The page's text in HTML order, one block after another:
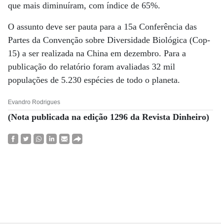
que mais diminuíram, com índice de 65%.
O assunto deve ser pauta para a 15a Conferência das
Partes da Convenção sobre Diversidade Biológica (Cop-
15) a ser realizada na China em dezembro. Para a
publicação do relatório foram avaliadas 32 mil
populações de 5.230 espécies de todo o planeta.
Evandro Rodrigues
(Nota publicada na edição 1296 da Revista Dinheiro)